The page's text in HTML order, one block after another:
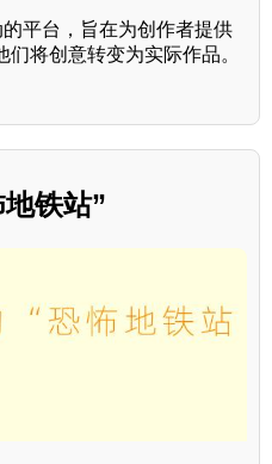
平台，旨在为创作者提供
将创意转变为实际作品。
铁站”